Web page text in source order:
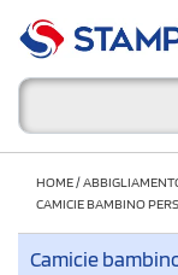
HOME/
CAMICIE BAMBINO
Camicie